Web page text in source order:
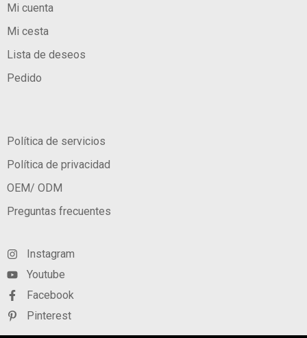
Mi cuenta
Mi cesta
Lista de deseos
Pedido
Política de servicios
Política de privacidad
OEM/ ODM
Preguntas frecuentes
Instagram
Youtube
Facebook
Pinterest